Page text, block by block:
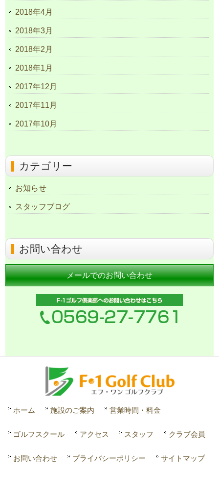
2018年4月
2018年3月
2018年2月
2018年1月
2017年12月
2017年11月
2017年10月
カテゴリー
お知らせ
スタッフブログ
お問い合わせ
メールでのお問い合わせ
ホーム 施設のご案内 営業時間・料金
ゴルフスクール アクセス スタッフ クラブ会員
お問い合わせ プライバシーポリシー サイトマップ